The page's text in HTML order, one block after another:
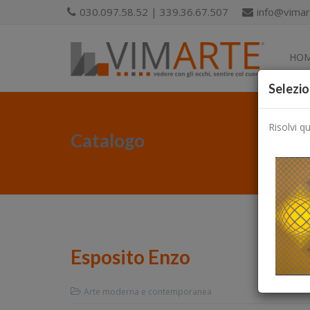
030.097.58.52 | 339.36.67.507
Catalogo
Esposito Enzo
Arte moderna e contemporanea
Risolvi